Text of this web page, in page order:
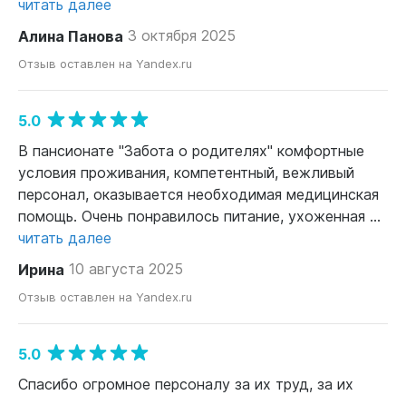
читать далее
Алина Панова 3 октября 2025
Отзыв оставлен на Yandex.ru
5.0
В пансионате "Забота о родителях" комфортные
условия проживания, компетентный, вежливый
персонал, оказывается необходимая медицинская
помощь. Очень понравилось питание, ухоженная ...
читать далее
Ирина 10 августа 2025
Отзыв оставлен на Yandex.ru
5.0
Спасибо огромное персоналу за их труд, за их